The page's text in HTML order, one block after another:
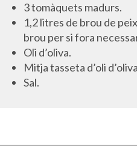
3 tomàquets madurs.
1,2 litres de brou de
brou per si fora
Oli d’oliva.
Mitja tasseta d’oli
Sal.